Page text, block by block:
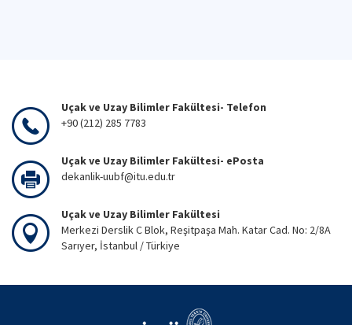
Uçak ve Uzay Bilimler Fakültesi- Telefon
+90 (212) 285 7783
Uçak ve Uzay Bilimler Fakültesi- ePosta
dekanlik-uubf@itu.edu.tr
Uçak ve Uzay Bilimler Fakültesi
Merkezi Derslik C Blok, Reşitpaşa Mah. Katar Cad. No: 2/8A
Sarıyer, İstanbul / Türkiye